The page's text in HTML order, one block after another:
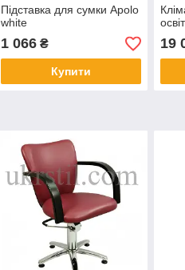
Підставка для сумки Apolo
white
1 066₴
Купити
19